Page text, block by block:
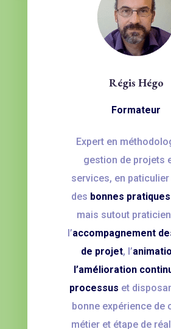
Régis Hégo
Formateur
Expert en
gestion de projets
services, en
des bonnes
mais sutout
l’accompagnement
de projet, l’
l’amélioration
processus et
bonne expérience de
métier et étape de